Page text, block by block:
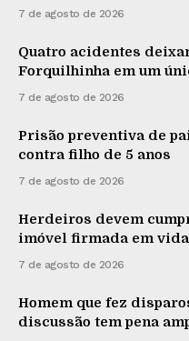
7 de agosto de 2026
Quatro acidentes
Forquilhinha em um
7 de agosto de 2026
Prisão preventiva de
contra filho de 5 anos
7 de agosto de 2026
Herdeiros devem
imóvel firmada em
7 de agosto de 2026
Homem que fez
discussão tem pena